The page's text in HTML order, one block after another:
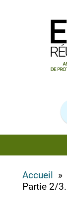
Accueil »
Partie 2/3.